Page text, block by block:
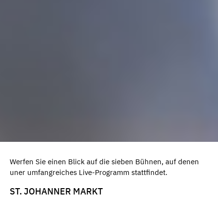
Werfen Sie einen Blick auf die sieben Bühnen, auf denen
uner umfangreiches Live-Programm stattfindet.
ST. JOHANNER MARKT